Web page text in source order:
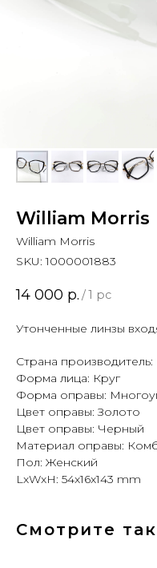
William Morris
William Morris
SKU:1000001883
14 000 р. /1 pc
Утонченные линзы
Страна производитель:
Форма лица: Круг
Форма оправы:
Цвет оправы: Золото
Цвет оправы: Черный
Материал оправы:
Пол: Женский
LxWxH: 54x16x143 mm
Смотрите